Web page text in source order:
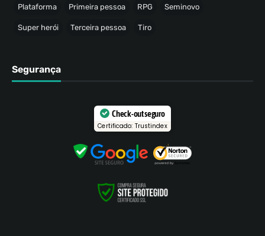
Plataforma Primeira pessoa RPG Seminovo
Super herói Terceira pessoa Tiro
Segurança
Check-out seguro
Certificado: Trustindex